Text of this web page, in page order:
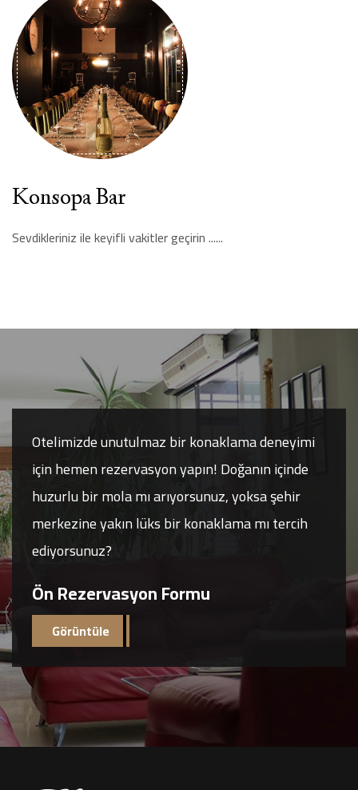
Konsopa Bar
Sevdikleriniz ile keyifli vakitler geçirin ......
Otelimizde unutulmaz bir konaklama deneyimi
için hemen rezervasyon yapın! Doğanın içinde
huzurlu bir mola mı arıyorsunuz, yoksa şehir
merkezine yakın lüks bir konaklama mı tercih
ediyorsunuz?
Ön Rezervasyon Formu
Görüntüle